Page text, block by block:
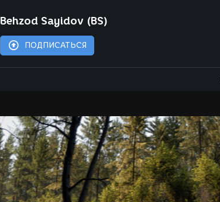
Behzod Sayidov (BS)
ПОДПИСАТЬСЯ